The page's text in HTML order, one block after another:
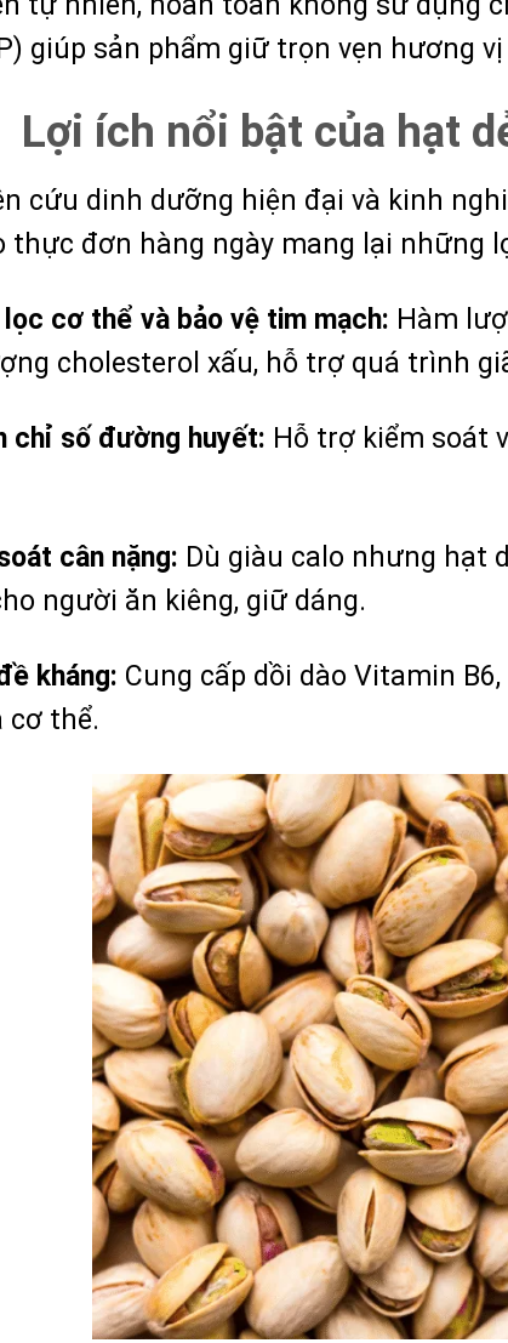
giúp sản phẩm giữ trọn vẹn hương
Lợi ích nổi bật của hạt
cứu dinh dưỡng hiện đại và kinh
thực đơn hàng ngày mang lại những
cơ thể và bảo vệ tim mạch: Hàm
cholesterol xấu, hỗ trợ quá trình
chỉ số đường huyết: Hỗ trợ kiểm soát
cân nặng: Dù giàu calo nhưng hạt
người ăn kiêng, giữ dáng.
kháng: Cung cấp dồi dào Vitamin
cơ thể.